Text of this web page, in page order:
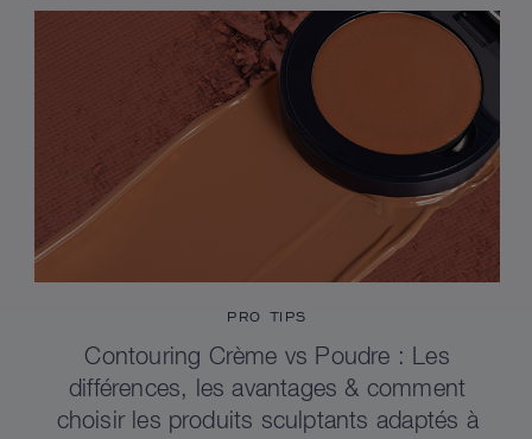
PRO TIPS
Contouring Crème vs Poudre : Les
différences, les avantages & comment
choisir les produits sculptants adaptés à